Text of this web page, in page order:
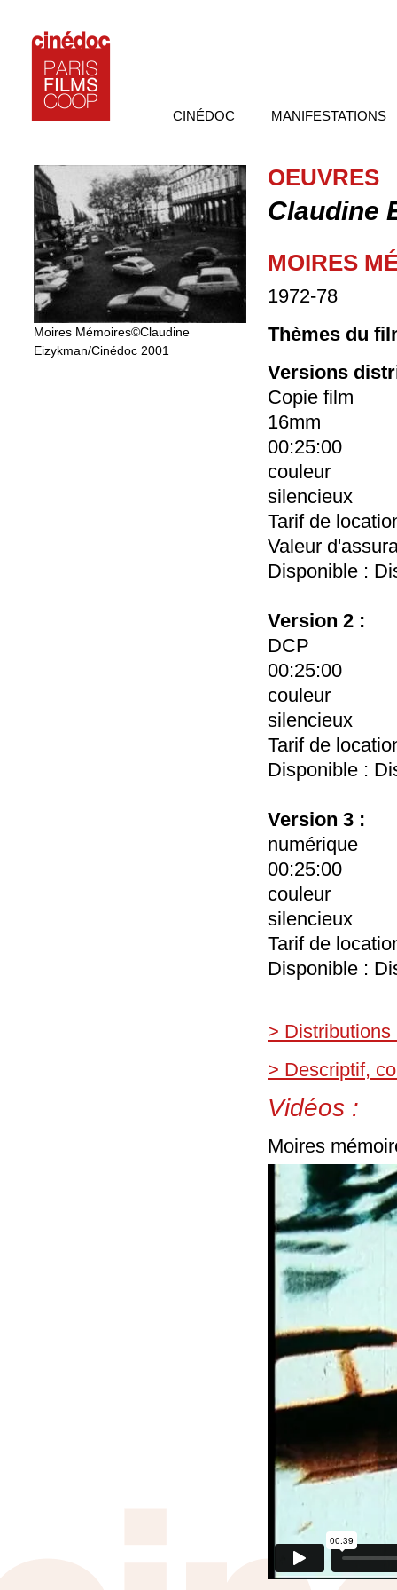
CINÉDOC MANIFESTATIONS
Moires Mémoires©Claudine
Eizykman/Cinédoc 2001
OEUVRES
Claudine
MOIRES
1972-78
Thèmes du
Versions
Copie film
16mm
00:25:00
couleur
silencieux
Tarif de
Valeur
Disponible :
Version 2 :
DCP
00:25:00
couleur
silencieux
Tarif de
Disponible :
Version 3 :
numérique
00:25:00
couleur
silencieux
Tarif de
Disponible :
> Distributions
> Descriptif,
Vidéos :
Moires